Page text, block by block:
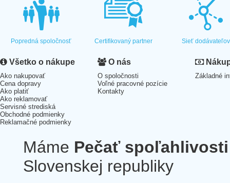
Popredná spoločnosť Certifikovaný partner Sieť dodávateľov
Všetko o nákupe
Ako nakupovať
Cena dopravy
Ako platiť
Ako reklamovať
Servisné strediská
Obchodné podmienky
Reklamačné podmienky
O nás
O spoločnosti
Voľné pracovné pozície
Kontakty
Základné
Máme Pečať spoľahlivosti
Slovenskej republiky